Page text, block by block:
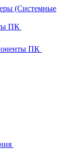
(Системные
ПК
ПК